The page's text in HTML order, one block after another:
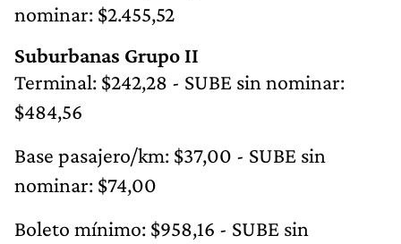
nominar: $2.455,52
Suburbanas Grupo II
Terminal: $242,28 - SUBE sin nominar:
$484,56
Base pasajero/km: $37,00 - SUBE sin
nominar: $74,00
Boleto mínimo: $958,16 - SUBE sin